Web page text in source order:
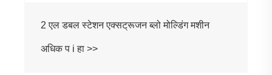
2 एल डबल स्टेशन एक्सट्रूजन ब्लो मोल्डिंग मशीन
अधिक प i हा >>